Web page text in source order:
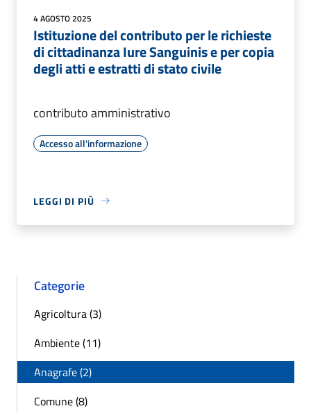
4 AGOSTO 2025
Istituzione del contributo per le richieste
di cittadinanza Iure Sanguinis e per copia
degli atti e estratti di stato civile
contributo amministrativo
Accesso all'informazione
LEGGI DI PIÙ
Categorie
Agricoltura (3)
Ambiente (11)
Anagrafe (2)
Comune (8)